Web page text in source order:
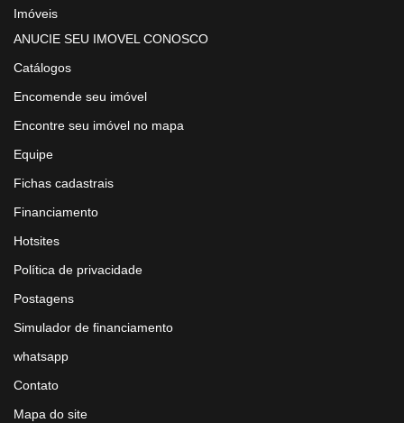
Imóveis
ANUCIE SEU IMOVEL CONOSCO
Catálogos
Encomende seu imóvel
Encontre seu imóvel no mapa
Equipe
Fichas cadastrais
Financiamento
Hotsites
Política de privacidade
Postagens
Simulador de financiamento
whatsapp
Contato
Mapa do site